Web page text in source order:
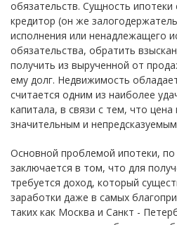
обязательств. Сущность
кредитор (он же
исполнения или ненадлежащего
обязательства, обратить
получить из вырученной от
ему долг. Недвижимость
считается одним из наиболее
капитала, в связи с тем, что
значительным и
Основной проблемой ипотеки,
заключается в том, что для
требуется доход, который
заработки даже в самых
таких как Москва и Санкт -